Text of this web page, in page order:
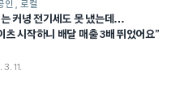
인 로컬
는 커녕 전기세도 못 냈는데…
츠 시작하니 배달 매출 3배 뛰었어요”
11.